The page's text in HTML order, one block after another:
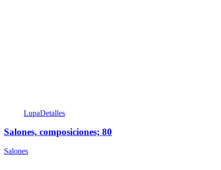
LupaDetalles
Salones, composiciones; 80
Salones